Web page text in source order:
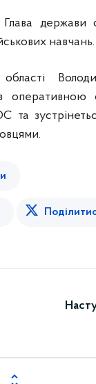
держави
навчань.
оперативною
та